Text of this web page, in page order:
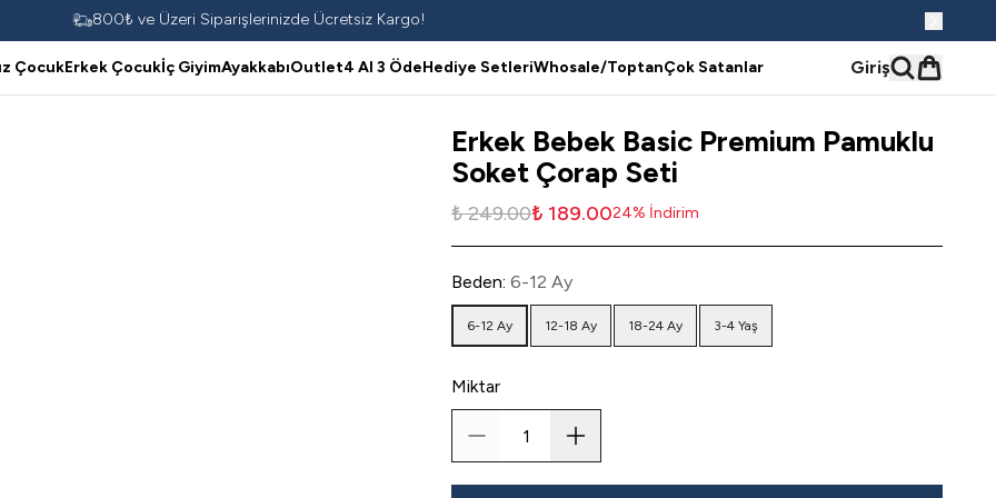
800₺ ve Üzeri Siparişlerinizde Ücretsiz Kargo!
ÇocukErkek Çocukİç GiyimAyakkabıOutlet4 Al 3 ÖdeHediye SetleriWhosale/ToptanÇok Satanlar Giriş
Erkek Bebek Basic Premium Pamuklu
Soket Çorap Seti
₺ 249.00₺ 189.0024% İndirim
Beden: 6-12 Ay
6-12 Ay 12-18 Ay 18-24 Ay 3-4 Yaş
Miktar